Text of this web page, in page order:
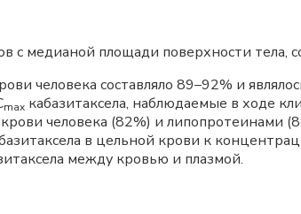
с медианой площади поверхности тела,
человека составляло 89–92% и
max кабазитаксела, наблюдаемые в ходе
человека (82%) и липопротеинами
в цельной крови к
между кровью и плазмой.